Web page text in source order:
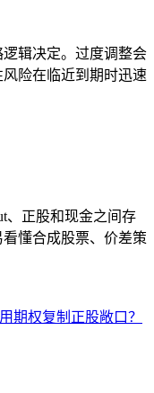
辑决定。过度调整会
险在临近到期时迅速
、正股和现金之间存
懂合成股票、价差策
期权复制正股敞口？